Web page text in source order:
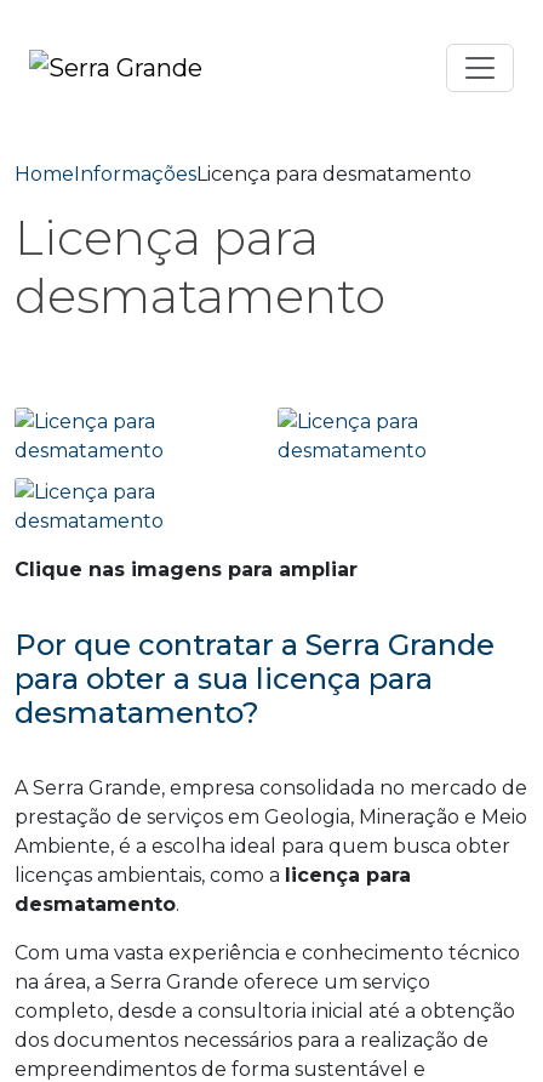
HomeInformaçõesLicença para desmatamento
Licença para
desmatamento
Clique nas imagens para ampliar
Por que contratar a Serra Grande
para obter a sua licença para
desmatamento?
A Serra Grande, empresa consolidada no mercado de
prestação de serviços em Geologia, Mineração e Meio
Ambiente, é a escolha ideal para quem busca obter
licenças ambientais, como a licença para
desmatamento.
Com uma vasta experiência e conhecimento técnico
na área, a Serra Grande oferece um serviço
completo, desde a consultoria inicial até a obtenção
dos documentos necessários para a realização de
empreendimentos de forma sustentável e